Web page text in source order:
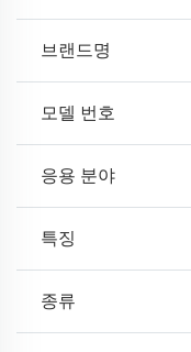
브랜드명
모델 번호
응용 분야
특징
종류